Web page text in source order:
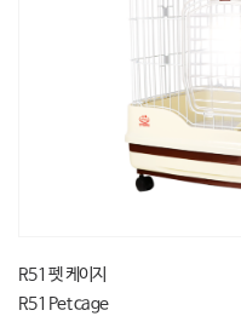
R51 펫 케이지
R51 Pet cage